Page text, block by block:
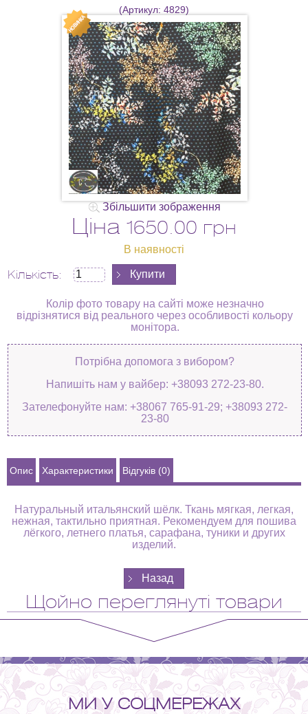
(Артикул: 4829)
Збільшити зображення
Ціна 1650.00 грн
В наявності
Кількість:
Колір фото товару на сайті може незначно
відрізнятися від реального через особливості кольору
монітора.
Потрібна допомога з вибором?
Напишіть нам у вайбер: +38093 272-23-80.
Зателефонуйте нам: +38067 765-91-29; +38093 272-
23-80
Опис Характеристики Відгуків (0)
Натуральный итальянский шёлк. Ткань мягкая, легкая,
нежная, тактильно приятная. Рекомендуем для пошива
лёгкого, летнего платья, сарафана, туники и других
изделий.
Щойно переглянуті товари
МИ У СОЦМЕРЕЖАХ